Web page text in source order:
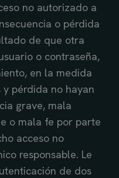
no autorizado a
o pérdida
de que otra
o contraseña,
en la medida
pérdida no hayan
grave, mala
o mala fe por parte
acceso no
responsable. Le
de dos